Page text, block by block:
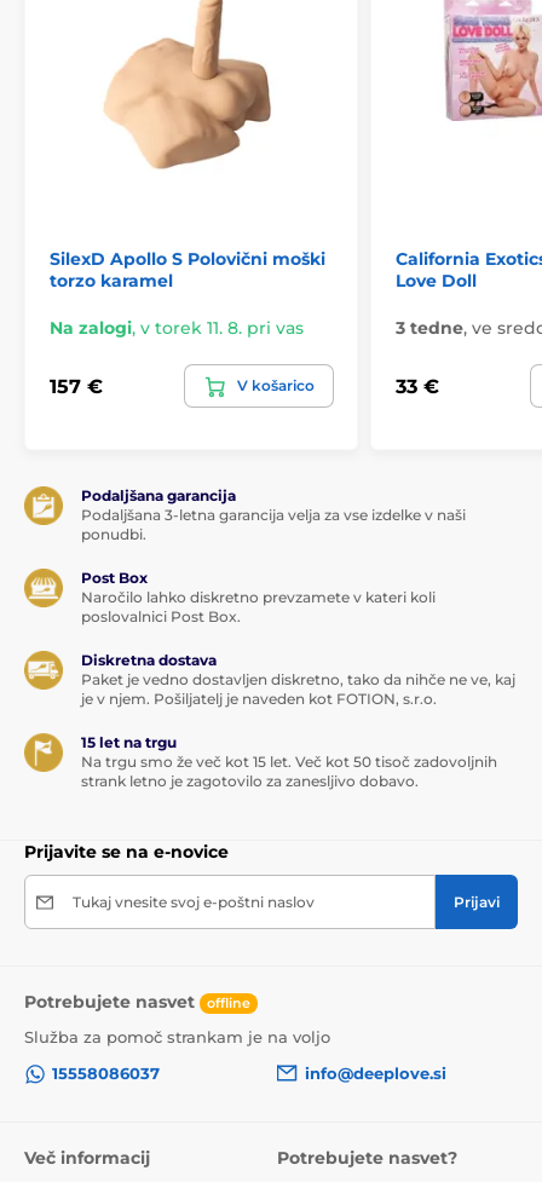
SilexD Apollo S Polovični moški
torzo karamel
Na zalogi, v torek 11. 8. pri vas
157 € V košarico
California
Love Doll
3 tedne, ve
33 €
Podaljšana garancija
Podaljšana 3-letna garancija velja za vse izdelke v naši
ponudbi.
Post Box
Naročilo lahko diskretno prevzamete v kateri koli
poslovalnici Post Box.
Diskretna dostava
Paket je vedno dostavljen diskretno, tako da nihče ne ve, kaj
je v njem. Pošiljatelj je naveden kot FOTION, s.r.o.
15 let na trgu
Na trgu smo že več kot 15 let. Več kot 50 tisoč zadovoljnih
strank letno je zagotovilo za zanesljivo dobavo.
Prijavite se na e-novice
Tukaj vnesite svoj e-poštni naslov Prijavi
Potrebujete nasvet offline
Služba za pomoč strankam je na voljo
15558086037
info@deeplove.si
Več informacij Potrebujete nasvet?